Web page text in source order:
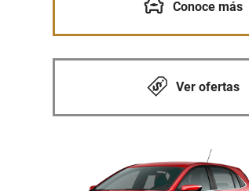
Conoce más
Ver ofertas